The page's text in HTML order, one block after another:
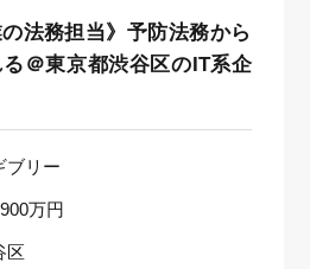
の法務担当》予防法務から
＠東京都渋谷区のIT系企
ブリー
万円
区